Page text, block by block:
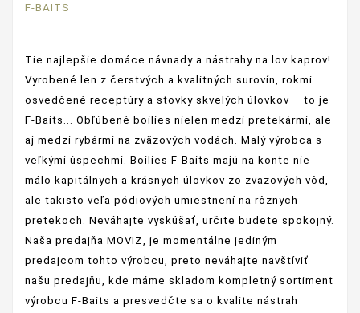
F-BAITS
Tie najlepšie domáce návnady a nástrahy na lov kaprov!
Vyrobené len z čerstvých a kvalitných surovín, rokmi
osvedčené receptúry a stovky skvelých úlovkov – to je
F-Baits... Obľúbené boilies nielen medzi pretekármi, ale
aj medzi rybármi na zväzových vodách. Malý výrobca s
veľkými úspechmi. Boilies F-Baits majú na konte nie
málo kapitálnych a krásnych úlovkov zo zväzových vôd,
ale takisto veľa pódiových umiestnení na rôznych
pretekoch. Neváhajte vyskúšať, určite budete spokojný.
Naša predajňa MOVIZ, je momentálne jediným
predajcom tohto výrobcu, preto neváhajte navštíviť
našu predajňu, kde máme skladom kompletný sortiment
výrobcu F-Baits a presvedčte sa o kvalite nástrah